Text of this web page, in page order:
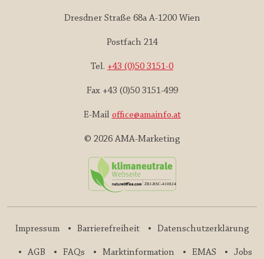
Dresdner Straße 68a A-1200 Wien
Postfach 214
Tel. +43 (0)50 3151-0
Fax +43 (0)50 3151-499
E-Mail office@amainfo.at
© 2026 AMA-Marketing
Impressum Barrierefreiheit Datenschutzerklärung
AGB FAQs Marktinformation EMAS Jobs